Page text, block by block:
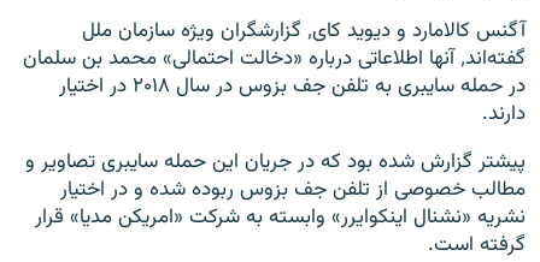
آگنس کالامارد و دیوید کای٬ گزارشگران ویژه سازمان ملل
گفته‌اند٬ آنها اطلاعاتی درباره «دخالت احتمالی» محمد بن سلمان
در حمله سایبری به تلفن جف بزوس در سال ۲۰۱۸ در اختیار
دارند.
پیشتر گزارش شده بود که در جریان این حمله سایبری تصاویر و
مطالب خصوصی از تلفن جف بزوس ربوده شده و در اختیار
نشریه «نشنال اینکوایرر» وابسته به شرکت «امریکن مدیا» قرار
گرفته است.